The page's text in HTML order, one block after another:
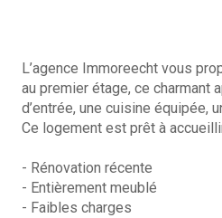
L’agence Immoreecht vous
au premier étage, ce charmant
d’entrée, une cuisine équipée,
Ce logement est prêt à
- Rénovation récente
- Entièrement meublé
- Faibles charges